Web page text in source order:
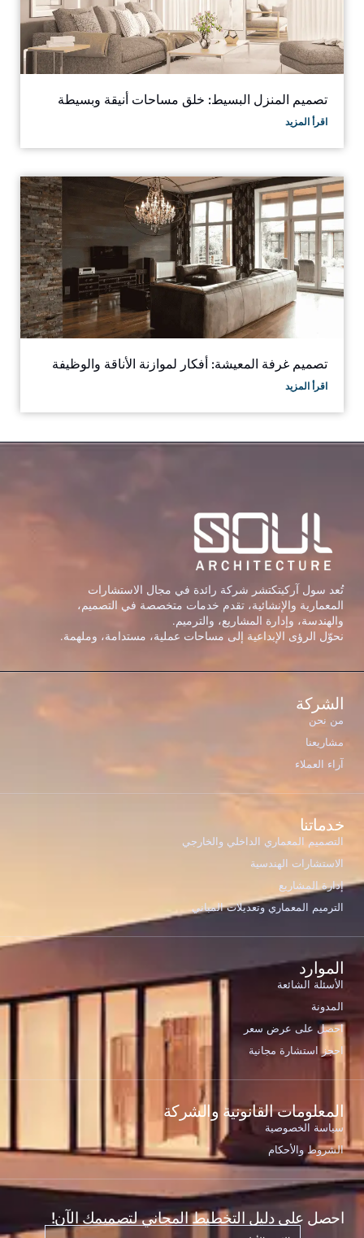
تصميم المنزل البسيط: خلق مساحات أنيقة وبسيطة
اقرأ المزيد
تصميم غرفة المعيشة: أفكار لموازنة الأناقة والوظيفة
اقرأ المزيد
تُعد سول آركيتكتشر شركة رائدة في مجال الاستشارات
المعمارية والإنشائية، تقدم خدمات متخصصة في التصميم،
والهندسة، وإدارة المشاريع، والترميم.
نحوّل الرؤى الإبداعية إلى مساحات عملية، مستدامة، وملهمة.
الشركة
من نحن
مشاريعنا
آراء العملاء
خدماتنا
التصميم المعماري الداخلي والخارجي
الاستشارات الهندسية
إدارة المشاريع
الترميم المعماري وتعديلات المباني
الموارد
الأسئلة الشائعة
المدونة
احصل على عرض سعر
احجز استشارة مجانية
المعلومات القانونية والشركة
سياسة الخصوصية
الشروط والأحكام
احصل على دليل التخطيط المجاني لتصميمك الآن!
provide your email address.
Name